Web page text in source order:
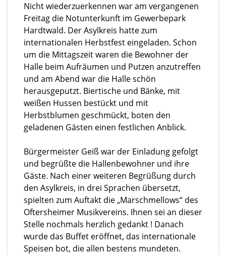
Nicht wiederzuerkennen war am vergangenen
Freitag die Notunterkunft im Gewerbepark
Hardtwald. Der Asylkreis hatte zum
internationalen Herbstfest eingeladen. Schon
um die Mittagszeit waren die Bewohner der
Halle beim Aufräumen und Putzen anzutreffen
und am Abend war die Halle schön
herausgeputzt. Biertische und Bänke, mit
weißen Hussen bestückt und mit
Herbstblumen geschmückt, boten den
geladenen Gästen einen festlichen Anblick.
Bürgermeister Geiß war der Einladung gefolgt
und begrüßte die Hallenbewohner und ihre
Gäste. Nach einer weiteren Begrüßung durch
den Asylkreis, in drei Sprachen übersetzt,
spielten zum Auftakt die „Marschmellows“ des
Oftersheimer Musikvereins. Ihnen sei an dieser
Stelle nochmals herzlich gedankt ! Danach
wurde das Buffet eröffnet, das internationale
Speisen bot, die allen bestens mundeten.